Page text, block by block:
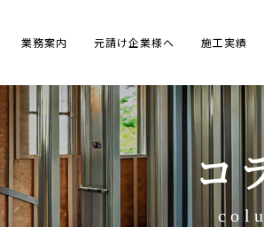
業務案内 元請け企業様へ 施工実績
コ